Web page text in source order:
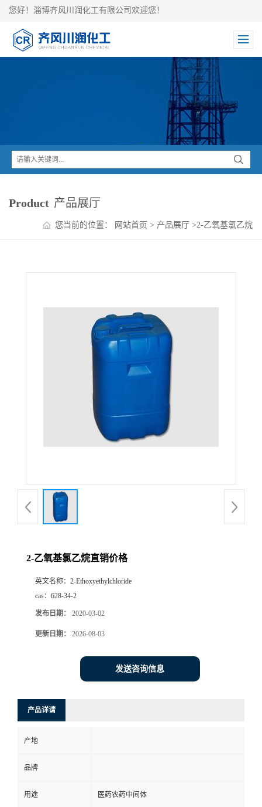
您好！淄博齐风川润化工有限公司欢迎您！
Product 产品展厅
您当前的位置： 网站首页 > 产品展厅 >2-乙氧基氯乙烷
2-乙氧基氯乙烷直销价格
英文名称： 2-Ethoxyethylchloride
cas： 628-34-2
发布日期： 2020-03-02
更新日期： 2026-08-03
发送咨询信息
产品详请
产地
品牌
用途 医药农药中间体